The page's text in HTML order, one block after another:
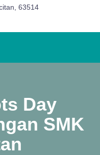
63514
Day
SMK